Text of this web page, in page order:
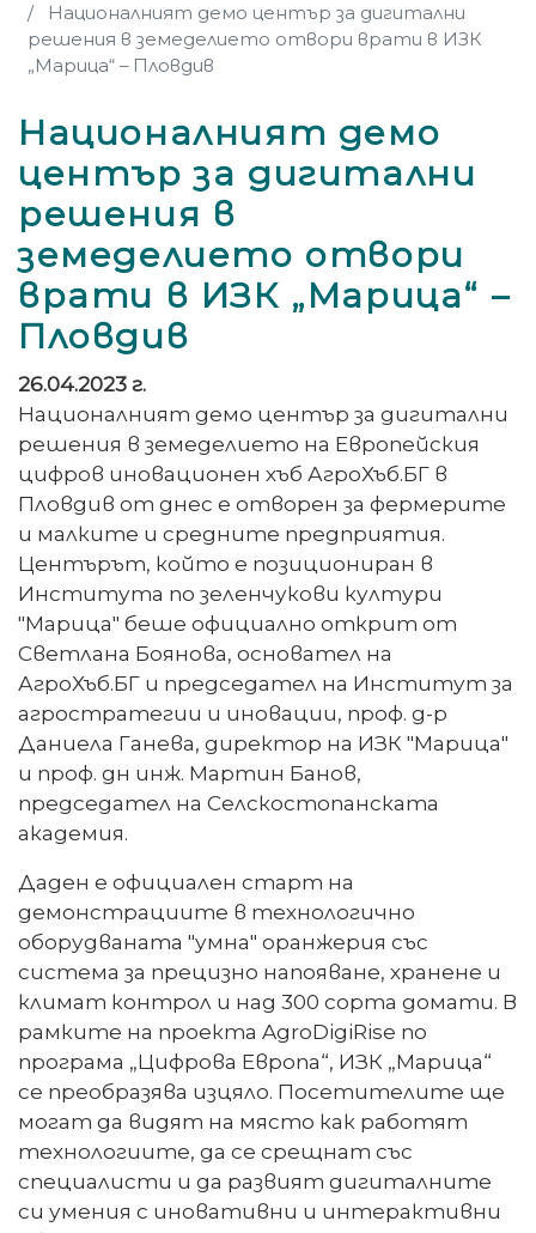
Националният демо център за дигитални
решения в земеделието отвори врати в ИЗК
„Марица“ – Пловдив
Националният демо
център за дигитални
решения в
земеделието отвори
врати в ИЗК „Марица“ –
Пловдив
26.04.2023 г.
Националният демо център за дигитални
решения в земеделието на Европейския
цифров иновационен хъб АгроХъб.БГ в
Пловдив от днес е отворен за фермерите
и малките и средните предприятия.
Центърът, който е позициониран в
Института по зеленчукови култури
"Марица" беше официално открит от
Светлана Боянова, основател на
АгроХъб.БГ и председател на Институт за
агростратегии и иновации, проф. д-р
Даниела Ганева, директор на ИЗК "Марица"
и проф. дн инж. Мартин Банов,
председател на Селскостопанската
академия.
Даден е официален старт на
демонстрациите в технологично
оборудваната "умна" оранжерия със
система за прецизно напояване, хранене и
климат контрол и над 300 сорта домати. В
рамките на проекта AgroDigiRise по
програма „Цифрова Европа“, ИЗК „Марица“
се преобразява изцяло. Посетителите ще
могат да видят на място как работят
технологиите, да се срещнат със
специалисти и да развият дигиталните
си умения с иновативни и интерактивни